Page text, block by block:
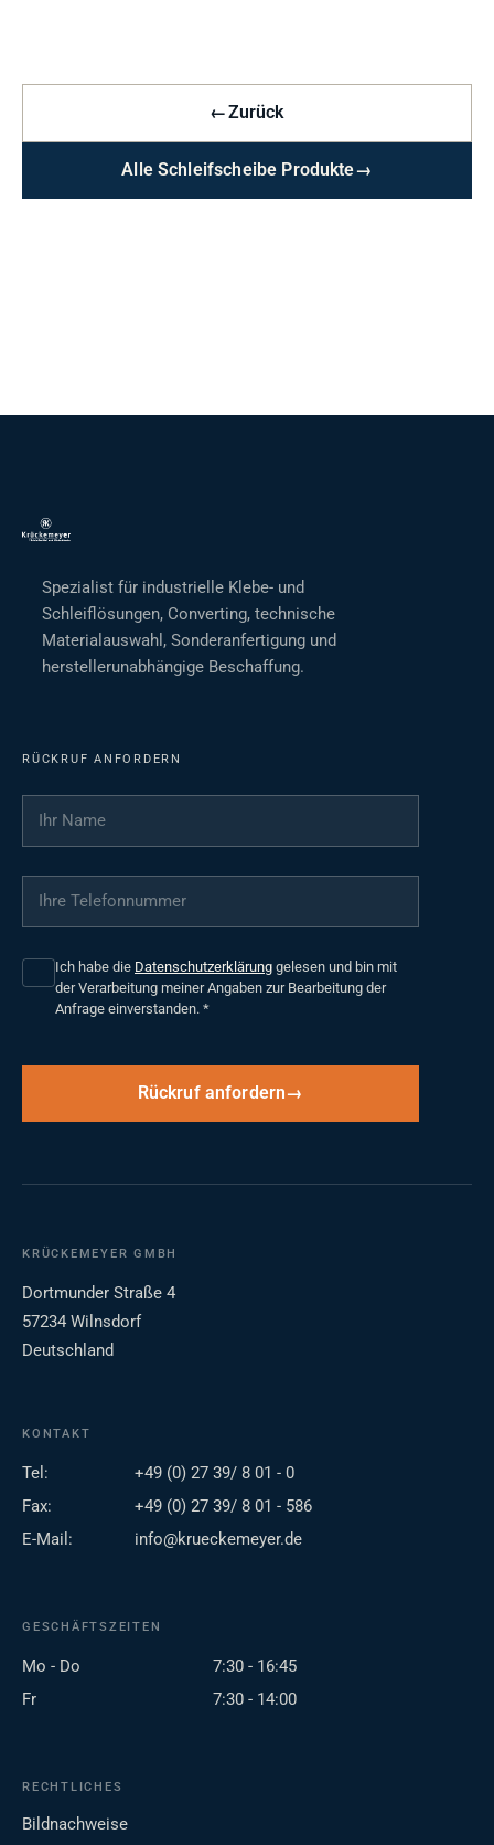
←Zurück
Alle Schleifscheibe Produkte→
Spezialist für industrielle Klebe- und
Schleiflösungen, Converting, technische
Materialauswahl, Sonderanfertigung und
herstellerunabhängige Beschaffung.
RÜCKRUF ANFORDERN
Ihr Name
Ihre Telefonnummer
Ich habe die Datenschutzerklärung gelesen und bin mit
der Verarbeitung meiner Angaben zur Bearbeitung der
Anfrage einverstanden. *
Rückruf anfordern
KRÜCKEMEYER GMBH
Dortmunder Straße 4
57234 Wilnsdorf
Deutschland
KONTAKT
Tel:
+49 (0) 27 39/ 8 01 - 0
Fax:
+49 (0) 27 39/ 8 01 - 586
E-Mail:
info@krueckemeyer.de
GESCHÄFTSZEITEN
Mo - Do
7:30 - 16:45
Fr
7:30 - 14:00
RECHTLICHES
Bildnachweise